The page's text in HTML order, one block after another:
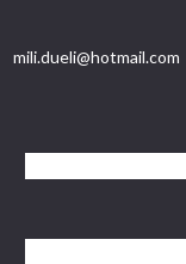
mili.dueli@hotmail.com